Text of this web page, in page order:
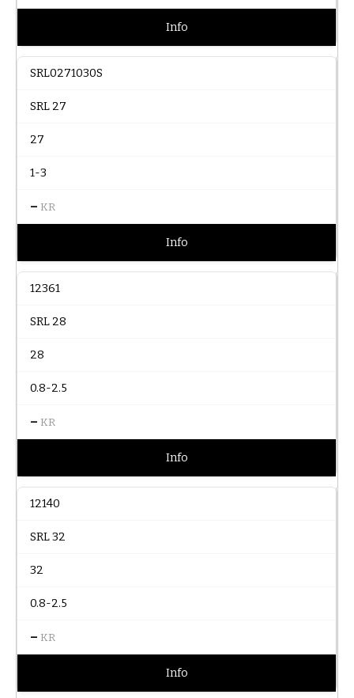
Info
SRL0271030S
SRL 27
27
1-3
– KR
Info
12361
SRL 28
28
0.8-2.5
– KR
Info
12140
SRL 32
32
0.8-2.5
– KR
Info